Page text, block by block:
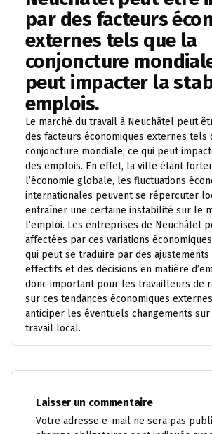
par des facteurs
externes tels que la
conjoncture
peut impacter la
emplois.
Le marché du travail à Neuchâtel peut
des facteurs économiques externes tels
conjoncture mondiale, ce qui peut
des emplois. En effet, la ville étant
l’économie globale, les fluctuations
internationales peuvent se répercuter
entraîner une certaine instabilité sur le
l’emploi. Les entreprises de Neuchâtel
affectées par ces variations
qui peut se traduire par des ajustements
effectifs et des décisions en matière
donc important pour les travailleurs de
sur ces tendances économiques
anticiper les éventuels changements
travail local.
Laisser un commentaire
Votre adresse e-mail ne sera pas